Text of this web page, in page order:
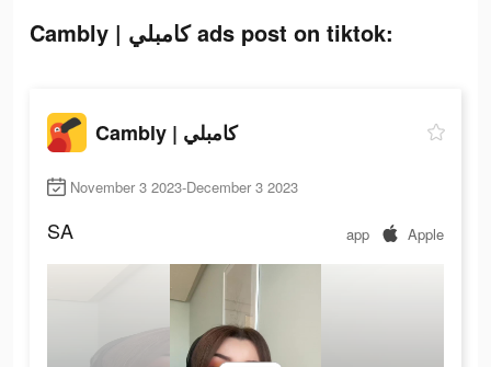
Cambly | كامبلي ads post on tiktok:
Cambly | كامبلي
November 3 2023-December 3 2023
SA app Apple